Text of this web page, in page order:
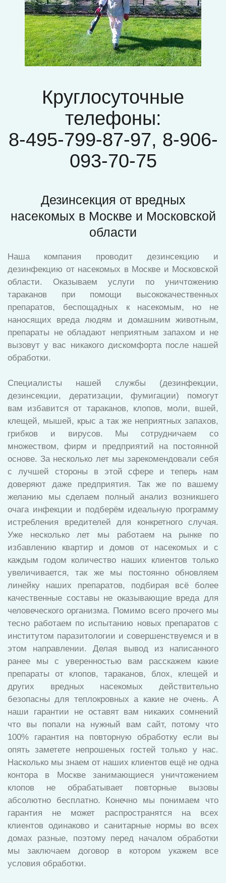
Круглосуточные
телефоны:
8-495-799-87-97, 8-906-
093-70-75
Дезинсекция от вредных
насекомых в Москве и Московской
области
Наша компания проводит дезинсекцию и
дезинфекцию от насекомых в Москве и Московской
области. Оказываем услуги по уничтожению
тараканов при помощи высококачественных
препаратов, беспощадных к насекомым, но не
наносящих вреда людям и домашним животным,
препараты не обладают неприятным запахом и не
вызовут у вас никакого дискомфорта после нашей
обработки.
Специалисты нашей службы (дезинфекции,
дезинсекции, дератизации, фумигации) помогут
вам избавится от тараканов, клопов, моли, вшей,
клещей, мышей, крыс а так же неприятных запахов,
грибков и вирусов. Мы сотрудничаем со
множеством, фирм и предприятий на постоянной
основе. За несколько лет мы зарекомендовали себя
с лучшей стороны в этой сфере и теперь нам
доверяют даже предприятия. Так же по вашему
желанию мы сделаем полный анализ возникшего
очага инфекции и подберём идеальную программу
истребления вредителей для конкретного случая.
Уже несколько лет мы работаем на рынке по
избавлению квартир и домов от насекомых и с
каждым годом количество наших клиентов только
увеличивается, так же мы постоянно обновляем
линейку наших препаратов, подбирая всё более
качественные составы не оказывающие вреда для
человеческого организма. Помимо всего прочего мы
тесно работаем по испытанию новых препаратов с
институтом паразитологии и совершенствуемся и в
этом направлении. Делая вывод из написанного
ранее мы с уверенностью вам расскажем какие
препараты от клопов, тараканов, блох, клещей и
других вредных насекомых действительно
безопасны для теплокровных а какие не очень. А
наши гарантии не оставят вам никаких сомнений
что вы попали на нужный вам сайт, потому что
100% гарантия на повторную обработку если вы
опять заметете непрошеных гостей только у нас.
Насколько мы знаем от наших клиентов ещё не одна
контора в Москве занимающиеся уничтожением
клопов не обрабатывает повторные вызовы
абсолютно бесплатно. Конечно мы понимаем что
гарантия не может распространятся на всех
клиентов одинаково и санитарные нормы во всех
домах разные, поэтому перед началом обработки
мы заключаем договор в котором укажем все
условия обработки.